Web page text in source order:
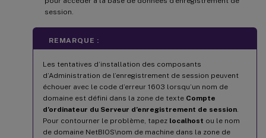
session.
REMARQUE :
Les tentatives d’installation des composants
d’Administration de l’enregistrement de session peuvent
échouer avec le code d’erreur 1603 lorsqu’un nom de
domaine est défini dans la zone de texte Compte
d’ordinateur du Serveur d’enregistrement de session
Pour contourner le problème, tapez localhost ou le nom
de domaine NetBIOS\nom de machine dans la zone de